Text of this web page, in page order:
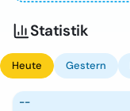
Statistik
Heute Gestern
--